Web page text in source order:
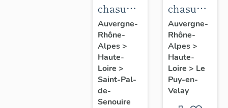
chasuble,
étole,
manipule
:
ornement
blanc
n°2
Auvergne-
Rhône-
Alpes>
Haute-
Loire >
Saint-Pal-
de-
Senouire
chasuble,
étole :
ornement
blanc
n°9
Auvergne-
Rhône-
Alpes>
Haute-
Loire > Le
Puy-en-
Velay